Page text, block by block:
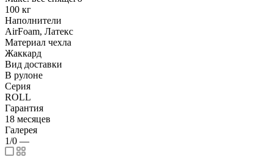
100 кг
Наполнители
AirFoam, Латекс
Материал чехла
Жаккард
Вид доставки
В рулоне
Серия
ROLL
Гарантия
18 месяцев
Галерея
1/0 —